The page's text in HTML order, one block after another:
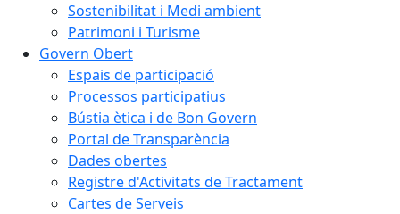
Sostenibilitat i Medi ambient
Patrimoni i Turisme
Govern Obert
Espais de participació
Processos participatius
Bústia ètica i de Bon Govern
Portal de Transparència
Dades obertes
Registre d'Activitats de Tractament
Cartes de Serveis